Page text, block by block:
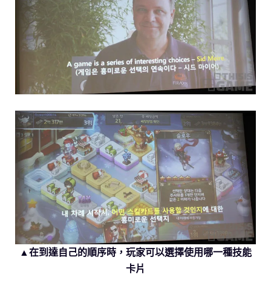
▲在到達自己的順序時，玩家可以選擇使用哪一種技能
卡片